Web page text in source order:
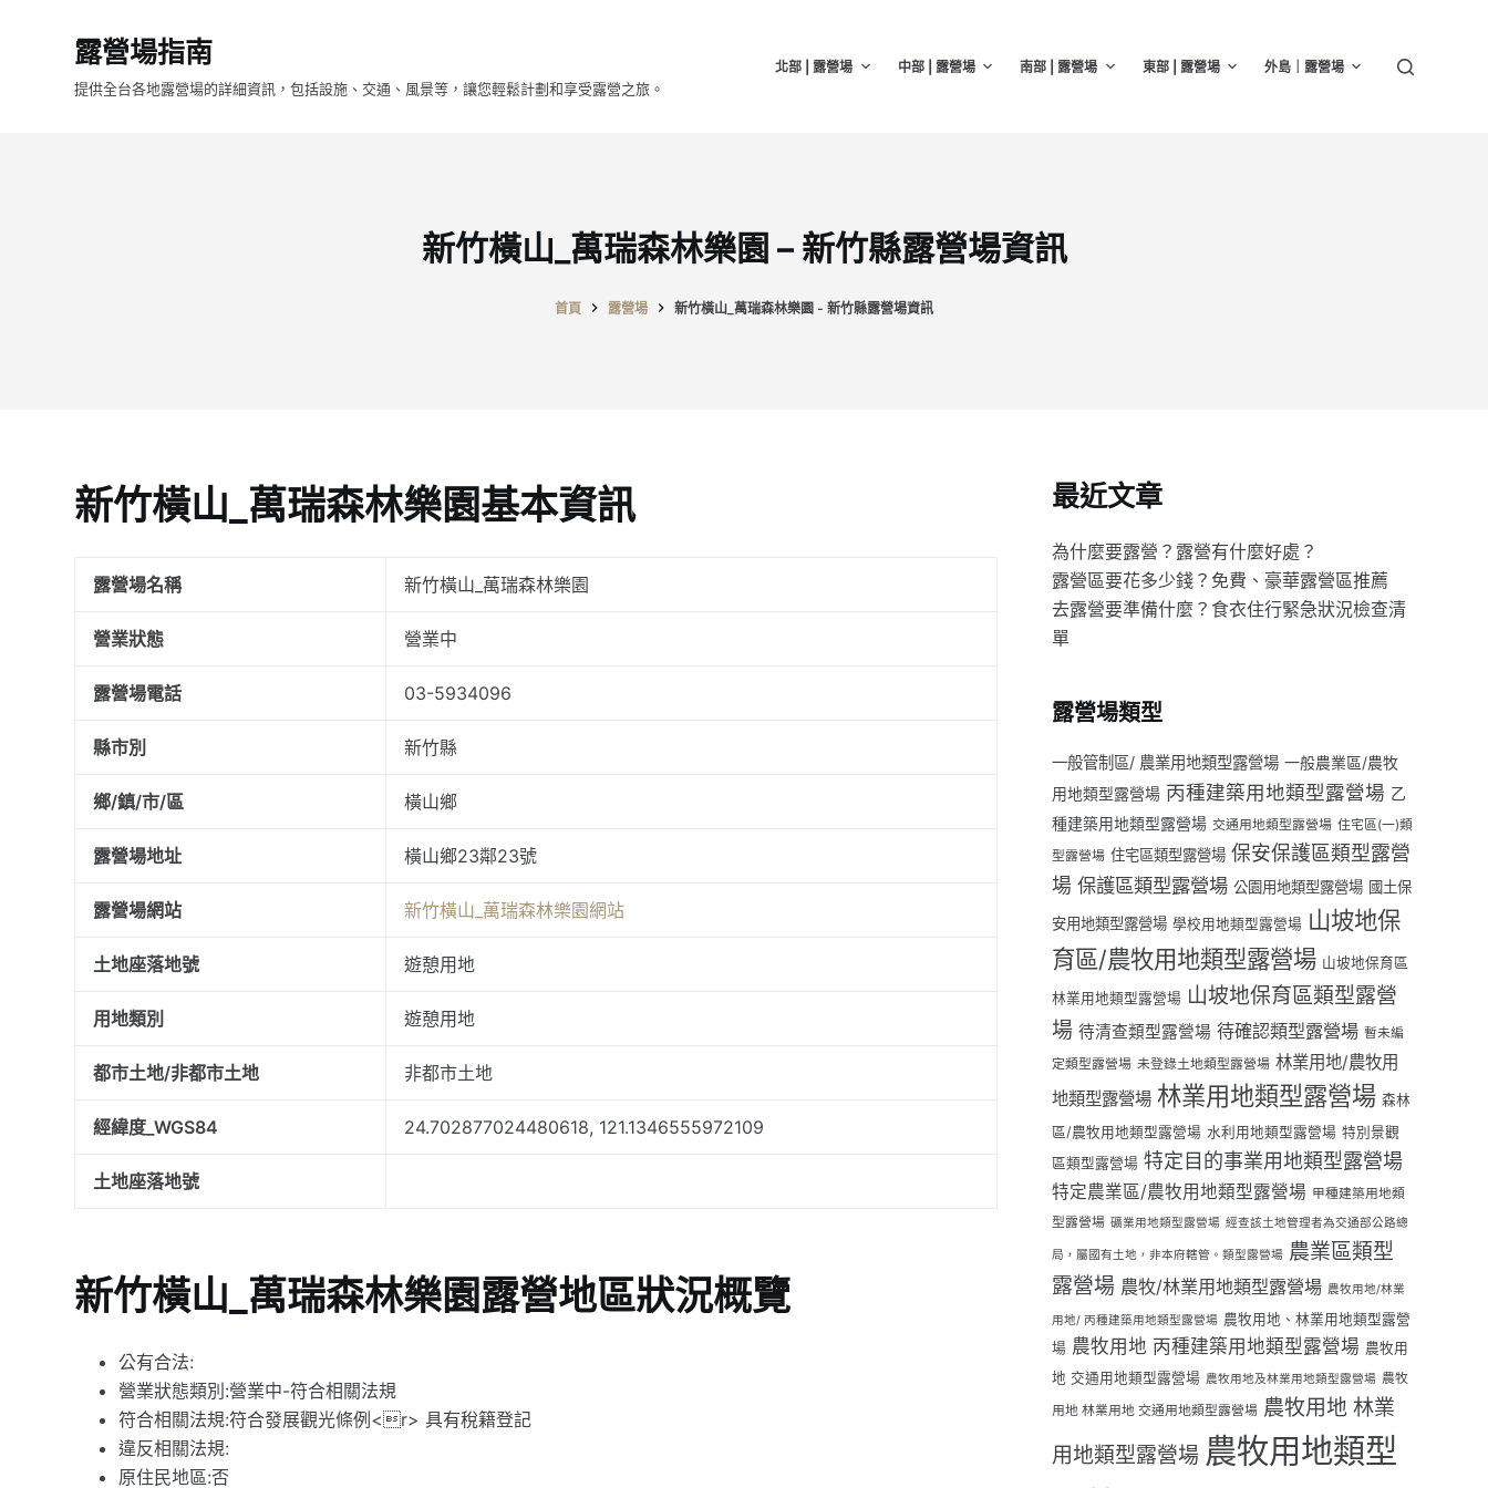
露營場指南
提供全台各地露營場的詳細資訊，包括設施、交通、風景等，讓您輕鬆計劃和享受露營之旅。
北部 | 露營場 中部 | 露營場 南部 | 露營場 東部 | 露營場 外島｜露營場
新竹橫山_萬瑞森林樂園 – 新竹縣露營場資訊
首頁 露營場 新竹橫山_萬瑞森林樂園 - 新竹縣露營場資訊
新竹橫山_萬瑞森林樂園基本資訊
露營場名稱 新竹橫山_萬瑞森林樂園
營業狀態 營業中
露營場電話 03-5934096
縣市別 新竹縣
鄉/鎮/市/區 橫山鄉
露營場地址 橫山鄉23鄰23號
露營場網站 新竹橫山_萬瑞森林樂園網站
土地座落地號 遊憩用地
用地類別 遊憩用地
都市土地/非都市土地 非都市土地
經緯度_WGS84 24.702877024480618, 121.1346555972109
土地座落地號
新竹橫山_萬瑞森林樂園露營地區狀況概覽
公有合法:
營業狀態類別:營業中-符合相關法規
符合相關法規:符合發展觀光條例<r> 具有稅籍登記
違反相關法規:
原住民地區:否
最近文章
為什麼要露營？露營有什麼好處？
露營區要花多少錢？免費、豪華露營區推薦
去露營要準備什麼？食衣住行緊急狀況檢查清
單
露營場類型
一般管制區/ 農業用地類型露營場 一般農業區/農牧
用地類型露營場 丙種建築用地類型露營場 乙
種建築用地類型露營場 交通用地類型露營場 住宅區(一)類
型露營場 住宅區類型露營場 保安保護區類型露營
場 保護區類型露營場 公園用地類型露營場 國土保
安用地類型露營場 學校用地類型露營場 山坡地保
育區/農牧用地類型露營場 山坡地保育區
林業用地類型露營場 山坡地保育區類型露營
場 待清查類型露營場 待確認類型露營場 暫未編
定類型露營場 未登錄土地類型露營場 林業用地/農牧用
地類型露營場 林業用地類型露營場 森林
區/農牧用地類型露營場 水利用地類型露營場 特別景觀
區類型露營場 特定目的事業用地類型露營場
特定農業區/農牧用地類型露營場 甲種建築用地類
型露營場 礦業用地類型露營場 經查該土地管理者為交通部公路總
局，屬國有土地，非本府轄管。類型露營場 農業區類型
露營場 農牧/林業用地類型露營場 農牧用地/林業
用地/ 丙種建築用地類型露營場 農牧用地、林業用地類型露營
場 農牧用地 丙種建築用地類型露營場 農牧用
地 交通用地類型露營場 農牧用地及林業用地類型露營場 農牧
用地 林業用地 交通用地類型露營場 農牧用地 林業
用地類型露營場 農牧用地類型